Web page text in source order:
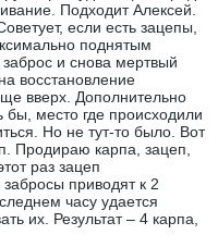
Подходит Алексей.
если есть зацепы,
поднятым
и снова мертвый
восстановление
вверх. Дополнительно
место где происходили
Но не тут-то было. Вот
Продираю карпа, зацеп,
раз зацеп
приводят к 2
часу удается
их. Результат – 4 карпа,